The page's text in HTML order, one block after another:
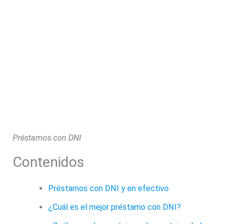
Préstamos con DNI
Contenidos
Préstamos con DNI y en efectivo
¿Cuál es el mejor préstamo con DNI?